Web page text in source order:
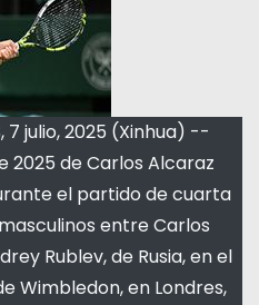
7 julio, 2025 (Xinhua) --
2025 de Carlos Alcaraz
el partido de cuarta
entre Carlos
Rublev, de Rusia, en el
Wimbledon, en Londres,